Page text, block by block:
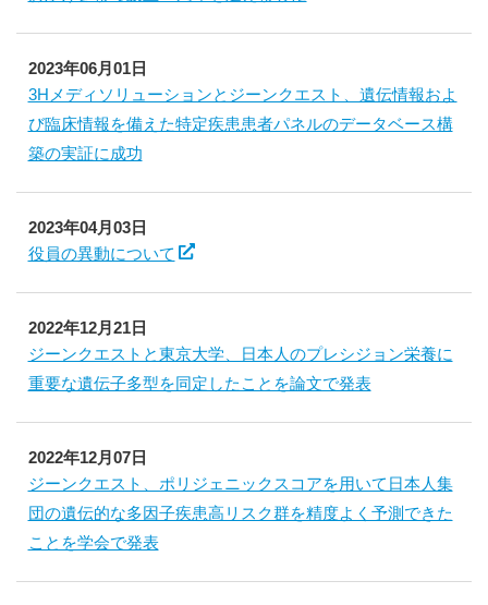
2023年06月01日
3Hメディソリューションとジーンクエスト、遺伝情報およ
び臨床情報を備えた特定疾患患者パネルのデータベース構
築の実証に成功
2023年04月03日
役員の異動について
2022年12月21日
ジーンクエストと東京大学、日本人のプレシジョン栄養に
重要な遺伝子多型を同定したことを論文で発表
2022年12月07日
ジーンクエスト、ポリジェニックスコアを用いて日本人集
団の遺伝的な多因子疾患高リスク群を精度よく予測できた
ことを学会で発表